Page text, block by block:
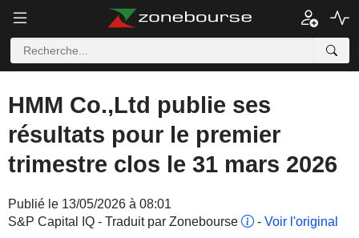
HMM Co.,Ltd publie ses
résultats pour le premier
trimestre clos le 31 mars 2026
Publié le 13/05/2026 à 08:01
S&P Capital IQ - Traduit par Zonebourse
- Voir l'original